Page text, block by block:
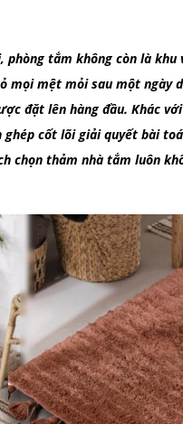
phòng tắm không còn là
mọi mệt mỏi sau một ngày
đặt lên hàng đầu. Khác
cốt lõi giải quyết bài
chọn thảm nhà tắm luôn